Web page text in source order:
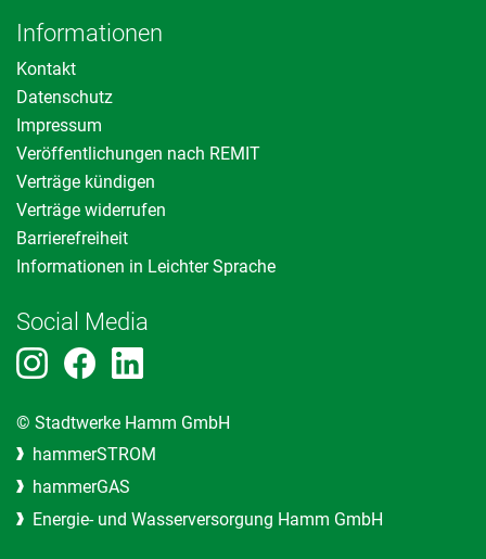
Informationen
Kontakt
Datenschutz
Impressum
Veröffentlichungen nach REMIT
Verträge kündigen
Verträge widerrufen
Barrierefreiheit
Informationen in Leichter Sprache
Social Media
© Stadtwerke Hamm GmbH
hammerSTROM
hammerGAS
Energie- und Wasserversorgung Hamm GmbH